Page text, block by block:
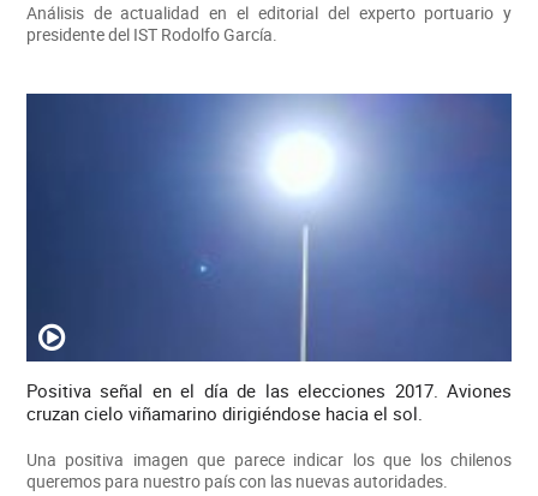
Análisis de actualidad en el editorial del experto portuario y
presidente del IST Rodolfo García.
Positiva señal en el día de las elecciones 2017. Aviones
cruzan cielo viñamarino dirigiéndose hacia el sol.
Una positiva imagen que parece indicar los que los chilenos
queremos para nuestro país con las nuevas autoridades.